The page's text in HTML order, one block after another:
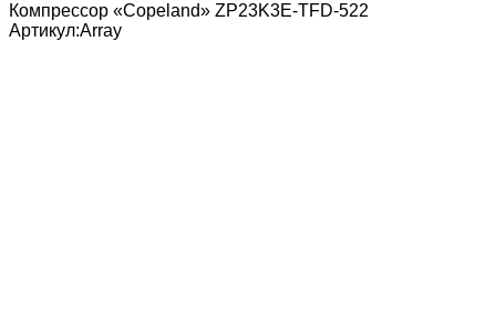
Компрессор «Copeland» ZP23K3E-TFD-522
Артикул:Array